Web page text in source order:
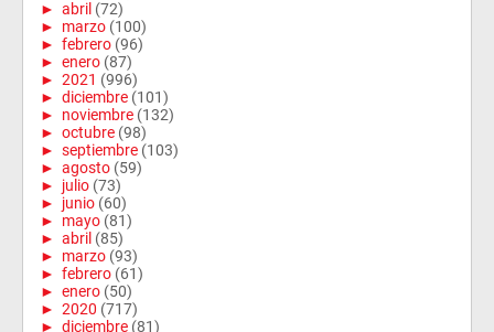
► abril (72)
► marzo (100)
► febrero (96)
► enero (87)
► 2021 (996)
► diciembre (101)
► noviembre (132)
► octubre (98)
► septiembre (103)
► agosto (59)
► julio (73)
► junio (60)
► mayo (81)
► abril (85)
► marzo (93)
► febrero (61)
► enero (50)
► 2020 (717)
► diciembre (81)